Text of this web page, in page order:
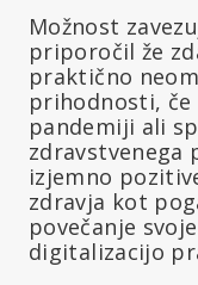
Možnost
priporočil že
praktično
prihodnosti,
pandemiji ali
zdravstvenega
izjemno
zdravja kot
povečanje
digitalizacijo